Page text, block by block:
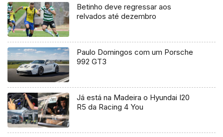
Betinho deve regressar aos
relvados até dezembro
Paulo Domingos com um Porsche
992 GT3
Já está na Madeira o Hyundai I20
R5 da Racing 4 You